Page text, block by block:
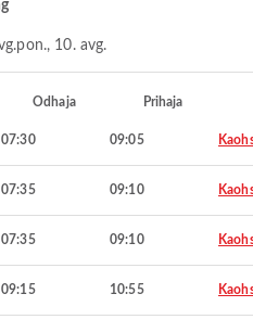
pon., 10. avg.
Odhaja Prihaja
07:30 09:05
07:35 09:10
07:35 09:10
09:15 10:55